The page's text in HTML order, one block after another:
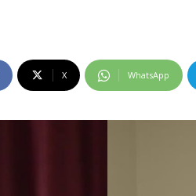
X WhatsApp